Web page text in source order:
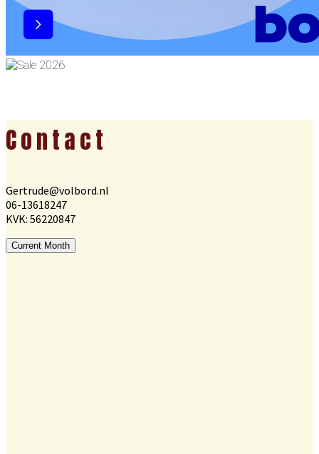
Footer
Contact
Gertrude@volbord.nl
06-13618247
KVK: 56220847
Current Month